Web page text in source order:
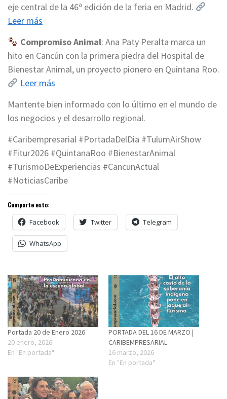
eje central de la 46ª edición de la feria en Madrid.
Leer más
Compromiso Animal: Ana Paty Peralta marca un
hito en Cancún con la primera piedra del Hospital de
Bienestar Animal, un proyecto pionero en Quintana Roo.
Leer más
Mantente bien informado con lo último en el mundo de
los negocios y el desarrollo regional.
#Caribempresarial #PortadaDelDia #TulumAirShow
#Fitur2026 #QuintanaRoo #BienestarAnimal
#TurismoDeExperiencias #CancunActual
#NoticiasCaribe
Comparte esto:
Facebook Twitter Telegram
WhatsApp
Portada 20 de Enero 2026
20 enero, 2026
En "En portada"
PORTADA DEL 16 DE MARZO |
CARIBEMPRESARIAL
16 marzo, 2026
En "En portada"